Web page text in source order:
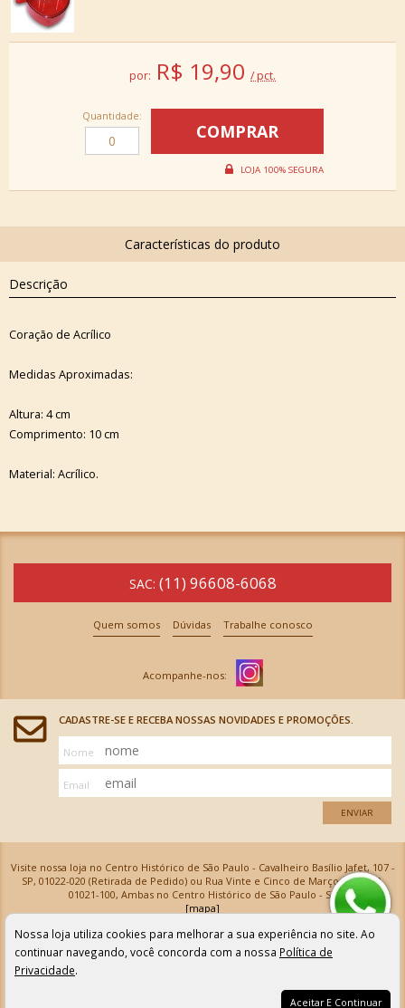
por: R$ 19,90 / pct.
Quantidade:
Descrição
Coração de Acrílico
Medidas Aproximadas:
Altura: 4 cm
Comprimento: 10 cm
Material: Acrílico.
SAC: (11) 96608-6068
Quem somos Dúvidas Trabalhe conosco
CADASTRE-SE E RECEBA NOSSAS NOVIDADES E PROMOÇÕES.
Nome
Email
ENVIAR
Visite nossa loja no Centro Histórico de São Paulo - Cavalheiro Basílio Jafet, 107 -
SP, 01022-020 (Retirada de Pedido) ou Rua Vinte e Cinco de Março, 576 - SP,
01021-100, Ambas no Centro Histórico de São Paulo - SP
[mapa]
Armarinhos Santa Cecília Ltda | CNPJ: 61.069.639/0001-18
Os preços e as condições de pagamento apresentadas na loja virtual não valem para nossa loja física e
podem sofrer alterações sem aviso prévio. Vendas com cartão de crédito sujeitas a análise e
confirmação de dados.
Nossa loja utiliza cookies para melhorar a sua experiência no site. Ao
continuar navegando, você concorda com a nossa Política de
Privacidade.
Aceitar E Continuar